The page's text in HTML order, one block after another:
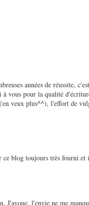
années de réussite,
à vous pour la qualité
veux plus^^), l'effort de
blog toujours très fourni et
l'envie ne me